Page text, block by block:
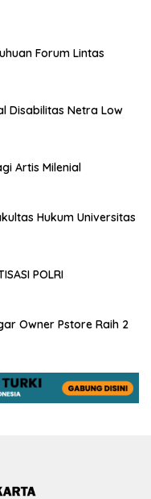
Forum Lintas
Disabilitas Netra Low
Artis Milenial
POLRI
Owner Pstore Raih 2